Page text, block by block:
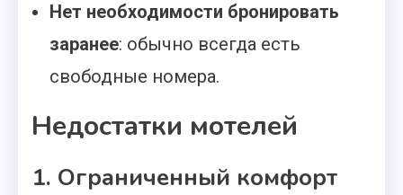
Нет необходимости бронировать
заранее: обычно всегда есть
свободные номера.
Недостатки мотелей
1. Ограниченный комфорт